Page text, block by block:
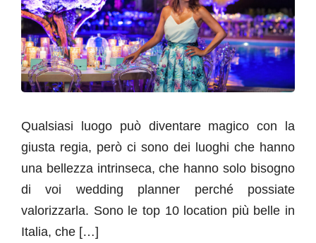
Qualsiasi luogo può diventare magico con la
giusta regia, però ci sono dei luoghi che hanno
una bellezza intrinseca, che hanno solo bisogno
di voi wedding planner perché possiate
valorizzarla. Sono le top 10 location più belle in
Italia, che […]